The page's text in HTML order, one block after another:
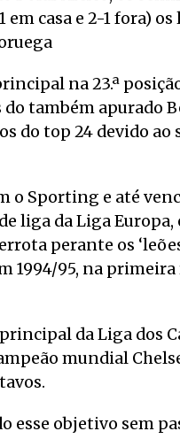
casa e 2-1 fora)
na 23.ª
também apurado
do top 24 devido
o Sporting e até
liga da Liga
perante os
1994/95, na
da Liga dos
mundial
esse objetivo sem